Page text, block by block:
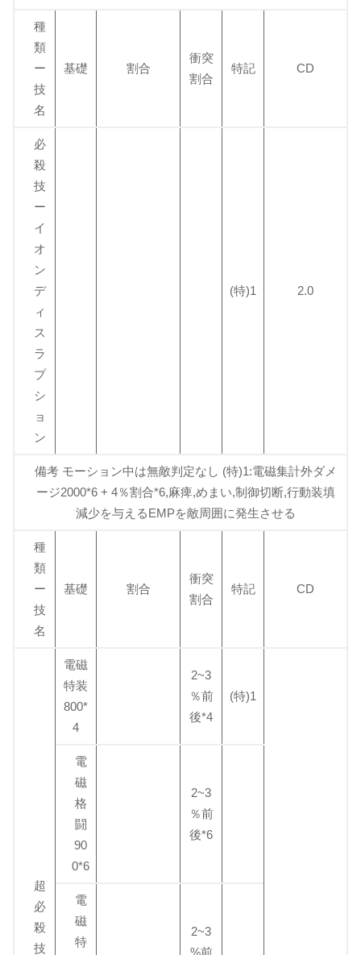
種
類
ー
技
名
基礎 割合
衝突
割合
特記 CD
必
殺
技
ー
イ
オ
ン
デ
ィ
ス
ラ
プ
シ
ョ
ン
(特)1 2.0
備考 モーション中は無敵判定なし (特)1:電磁集計外ダメ
ージ2000*6 + 4％割合*6,麻痺,めまい,制御切断,行動装填
減少を与えるEMPを敵周囲に発生させる
種
類
ー
技
名
基礎 割合
衝突
割合
特記 CD
超
必
殺
技
電磁
特装
800*
4
2~3
％前
後*4
(特)1
電
磁
格
闘
90
0*6
2~3
％前
後*6
電
磁
特
2~3
%前